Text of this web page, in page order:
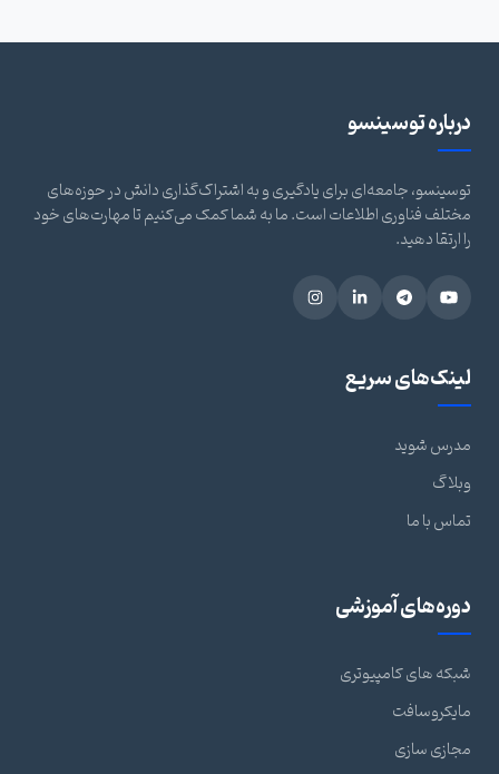
درباره توسینسو
توسینسو، جامعه‌ای برای یادگیری و به اشتراک‌گذاری دانش در حوزه‌های
مختلف فناوری اطلاعات است. ما به شما کمک می‌کنیم تا مهارت‌های خود
را ارتقا دهید.
لینک‌های سریع
مدرس شوید
وبلاگ
تماس با ما
دوره‌های آموزشی
شبکه های کامپیوتری
مایکروسافت
مجازی سازی